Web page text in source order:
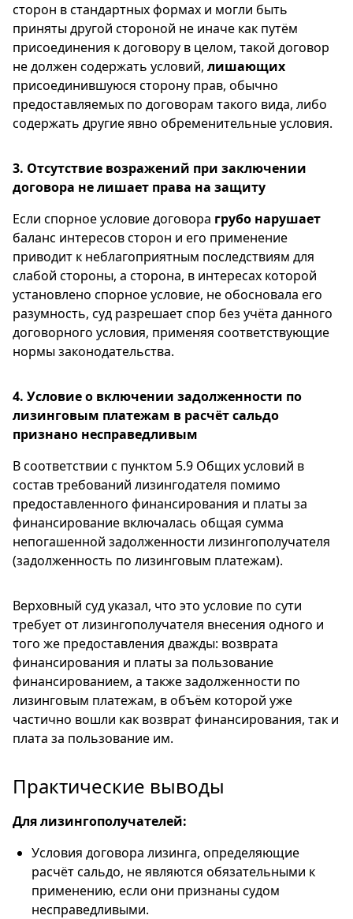
сторон в стандартных формах и могли быть
приняты другой стороной не иначе как путём
присоединения к договору в целом, такой договор
не должен содержать условий, лишающих
присоединившуюся сторону прав, обычно
предоставляемых по договорам такого вида, либо
содержать другие явно обременительные условия.
3. Отсутствие возражений при заключении
договора не лишает права на защиту
Если спорное условие договора грубо нарушает
баланс интересов сторон и его применение
приводит к неблагоприятным последствиям для
слабой стороны, а сторона, в интересах которой
установлено спорное условие, не обосновала его
разумность, суд разрешает спор без учёта данного
договорного условия, применяя соответствующие
нормы законодательства.
4. Условие о включении задолженности по
лизинговым платежам в расчёт сальдо
признано несправедливым
В соответствии с пунктом 5.9 Общих условий в
состав требований лизингодателя помимо
предоставленного финансирования и платы за
финансирование включалась общая сумма
непогашенной задолженности лизингополучателя
(задолженность по лизинговым платежам).
Верховный суд указал, что это условие по сути
требует от лизингополучателя внесения одного и
того же предоставления дважды: возврата
финансирования и платы за пользование
финансированием, а также задолженности по
лизинговым платежам, в объём которой уже
частично вошли как возврат финансирования, так и
плата за пользование им.
Практические выводы
Для лизингополучателей:
Условия договора лизинга, определяющие
расчёт сальдо, не являются обязательными к
применению, если они признаны судом
несправедливыми.